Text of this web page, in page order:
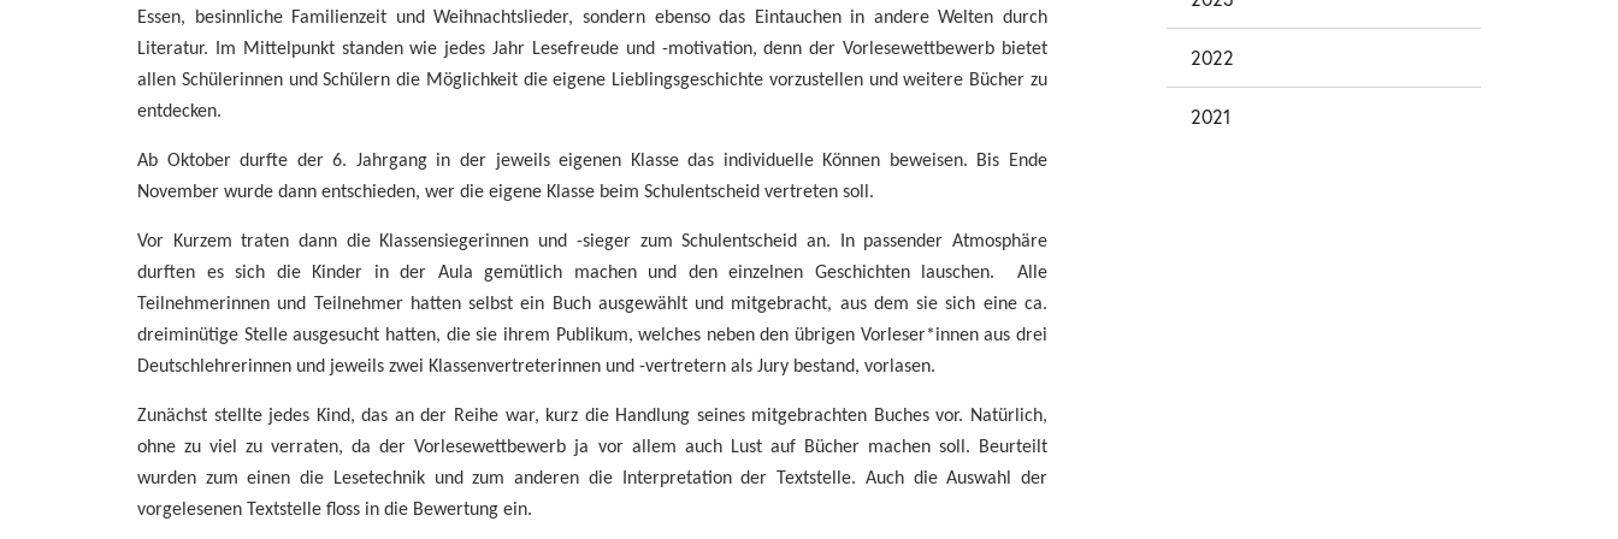
Essen, besinnliche Familienzeit und Weihnachtslieder, sondern ebenso das Eintauchen in andere Welten durch
Literatur. Im Mittelpunkt standen wie jedes Jahr Lesefreude und -motivation, denn der Vorlesewettbewerb bietet
allen Schülerinnen und Schülern die Möglichkeit die eigene Lieblingsgeschichte vorzustellen und weitere Bücher zu
entdecken.
Ab Oktober durfte der 6. Jahrgang in der jeweils eigenen Klasse das individuelle Können beweisen. Bis Ende
November wurde dann entschieden, wer die eigene Klasse beim Schulentscheid vertreten soll.
Vor Kurzem traten dann die Klassensiegerinnen und -sieger zum Schulentscheid an. In passender Atmosphäre
durften es sich die Kinder in der Aula gemütlich machen und den einzelnen Geschichten lauschen. Alle
Teilnehmerinnen und Teilnehmer hatten selbst ein Buch ausgewählt und mitgebracht, aus dem sie sich eine ca.
dreiminütige Stelle ausgesucht hatten, die sie ihrem Publikum, welches neben den übrigen Vorleser*innen aus drei
Deutschlehrerinnen und jeweils zwei Klassenvertreterinnen und -vertretern als Jury bestand, vorlasen.
Zunächst stellte jedes Kind, das an der Reihe war, kurz die Handlung seines mitgebrachten Buches vor. Natürlich,
ohne zu viel zu verraten, da der Vorlesewettbewerb ja vor allem auch Lust auf Bücher machen soll. Beurteilt
wurden zum einen die Lesetechnik und zum anderen die Interpretation der Textstelle. Auch die Auswahl der
vorgelesenen Textstelle floss in die Bewertung ein.
2022
2021